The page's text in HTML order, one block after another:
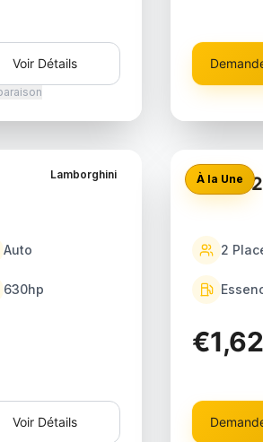
Voir Détails
Lamborghini
Auto
630hp
Voir Détails
À la Une
Ferrari
2